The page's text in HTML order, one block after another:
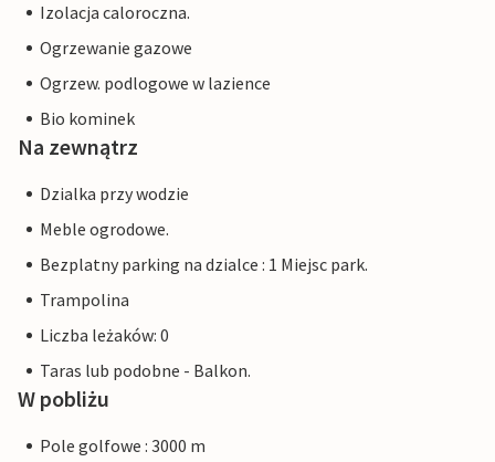
Izolacja caloroczna.
Ogrzewanie gazowe
Ogrzew. podlogowe w lazience
Bio kominek
Na zewnątrz
Dzialka przy wodzie
Meble ogrodowe.
Bezplatny parking na dzialce : 1 Miejsc park.
Trampolina
Liczba leżaków: 0
Taras lub podobne - Balkon.
W pobliżu
Pole golfowe : 3000 m